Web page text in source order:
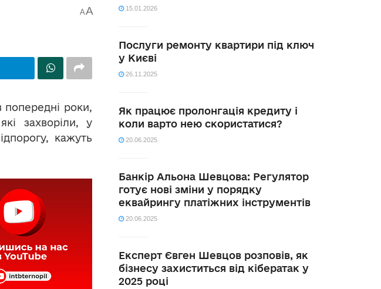
AA
попередні роки,
захворіли, у
кажуть
15.01.2026
Послуги ремонту квартири під ключ
у Києві
26.11.2025
Як працює пролонгація кредиту і
коли варто нею скористатися?
20.06.2025
Банкір Альона Шевцова: Регулятор
готує нові зміни у порядку
еквайрингу платіжних інструментів
20.06.2025
Експерт Євген Шевцов розповів, як
бізнесу захиститься від кібератак у
2025 році